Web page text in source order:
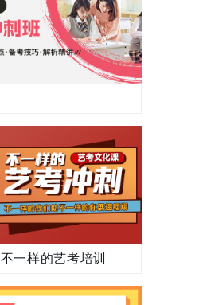
艺考冲刺 不一样的艺考培训